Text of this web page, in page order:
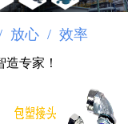
放心 / 效率
造专家！